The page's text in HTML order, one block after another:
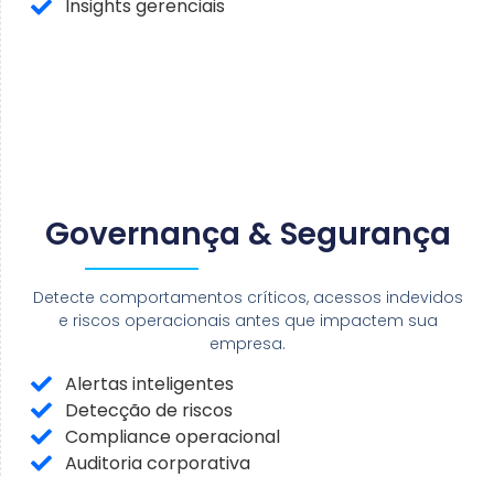
Insights gerenciais
Governança & Segurança
Detecte comportamentos críticos, acessos indevidos
e riscos operacionais antes que impactem sua
empresa.
Alertas inteligentes
Detecção de riscos
Compliance operacional
Auditoria corporativa